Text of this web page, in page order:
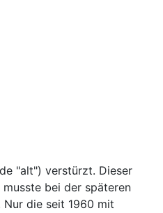
"alt") verstürzt. Dieser
bei der späteren
die seit 1960 mit